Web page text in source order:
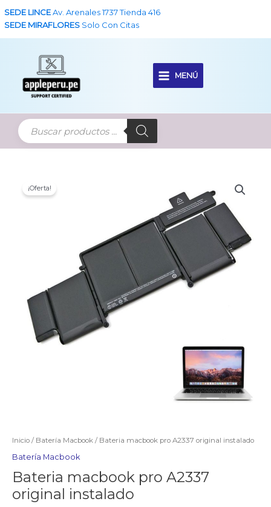
SEDE LINCEAv. Arenales 1737 Tienda 416
SEDE MIRAFLORES Solo Con Citas
Main
MENÚ
¡Oferta!
Inicio / Batería Macbook / Bateria macbook pro A2337 original instalado
Batería Macbook
Bateria macbook pro A2337
original instalado